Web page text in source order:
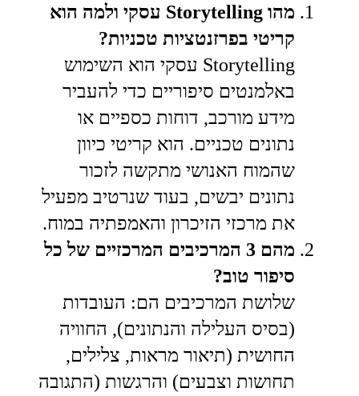
מהו Storytelling עסקי ולמה הוא
קריטי בפרזנטציות טכניות?
Storytelling עסקי הוא השימוש
באלמנטים סיפוריים כדי להעביר
מידע מורכב, דוחות כספיים או
נתונים טכניים. הוא קריטי כיוון
שהמוח האנושי מתקשה לזכור
נתונים יבשים, בעוד שנרטיב מפעיל
את מרכזי הזיכרון והאמפתיה במוח.
מהם 3 המרכיבים המרכזיים של כל
סיפור טוב?
שלושת המרכיבים הם: העובדות
(בסיס העלילה והנתונים), החוויה
החושית (תיאור מראות, צלילים,
תחושות וצבעים) והרגשות (התגובה